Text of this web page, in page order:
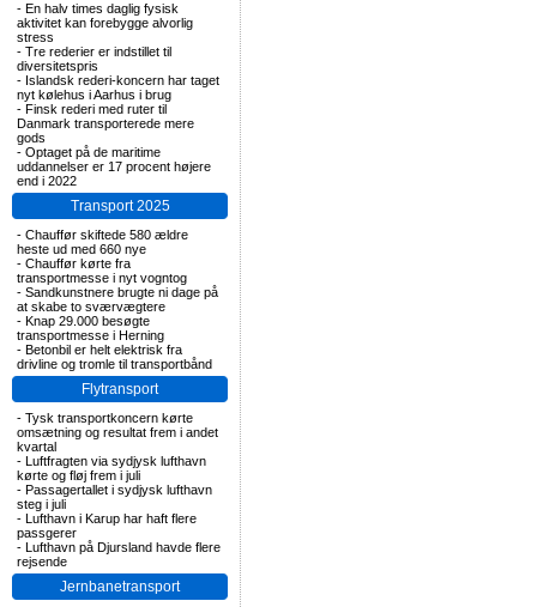
- En halv times daglig fysisk
aktivitet kan forebygge alvorlig
stress
- Tre rederier er indstillet til
diversitetspris
- Islandsk rederi-koncern har taget
nyt kølehus i Aarhus i brug
- Finsk rederi med ruter til
Danmark transporterede mere
gods
- Optaget på de maritime
uddannelser er 17 procent højere
end i 2022
Transport 2025
- Chauffør skiftede 580 ældre
heste ud med 660 nye
- Chauffør kørte fra
transportmesse i nyt vogntog
- Sandkunstnere brugte ni dage på
at skabe to sværvægtere
- Knap 29.000 besøgte
transportmesse i Herning
- Betonbil er helt elektrisk fra
drivline og tromle til transportbånd
Flytransport
- Tysk transportkoncern kørte
omsætning og resultat frem i andet
kvartal
- Luftfragten via sydjysk lufthavn
kørte og fløj frem i juli
- Passagertallet i sydjysk lufthavn
steg i juli
- Lufthavn i Karup har haft flere
passgerer
- Lufthavn på Djursland havde flere
rejsende
Jernbanetransport